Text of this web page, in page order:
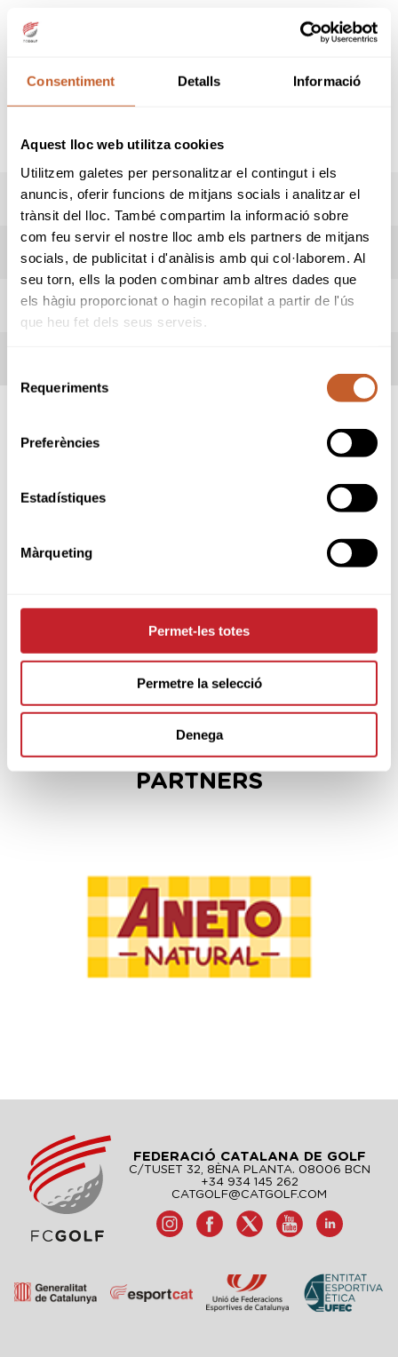
Consentiment Detalls Informació
Aquest lloc web utilitza cookies
Utilitzem galetes per personalitzar el contingut i els
anuncis, oferir funcions de mitjans socials i analitzar el
trànsit del lloc. També compartim la informació sobre
com feu servir el nostre lloc amb els partners de mitjans
socials, de publicitat i d'anàlisis amb qui col·laborem. Al
seu torn, ells la poden combinar amb altres dades que
els hàgiu proporcionat o hagin recopilat a partir de l'ús
que heu fet dels seus serveis.
Requeriments
Preferències
Estadístiques
Màrqueting
Permet-les totes
Permetre la selecció
Denega
27-05-2025
12-06-2025
RESULTATS
REGLES LOCALS
TERMES DE LA COMPETICIÓ
PARTNERS
FEDERACIÓ CATALANA DE GOLF
C/TUSET 32, 8ÈNA PLANTA. 08006 BCN
+34 934 145 262
CATGOLF@CATGOLF.COM